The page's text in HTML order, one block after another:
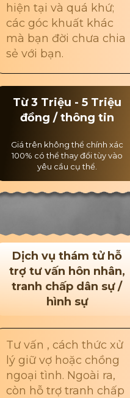
hiện tại và quá khứ;
các góc khuất khác
mà bạn đời chưa chia
sẻ với bạn.
Từ 3 Triệu - 5 Triệu
đồng / thông tin
Giá trên không thể chính xác
100% có thể thay đổi tùy vào
yêu cầu cụ thể.
Dịch vụ thám tử hỗ
trợ tư vấn hôn nhân,
tranh chấp dân sự /
hình sự
Tư vấn , cách thức xử
lý giữ vợ hoặc chồng
ngoại tình. Ngoài ra,
còn hỗ trợ tranh chấp